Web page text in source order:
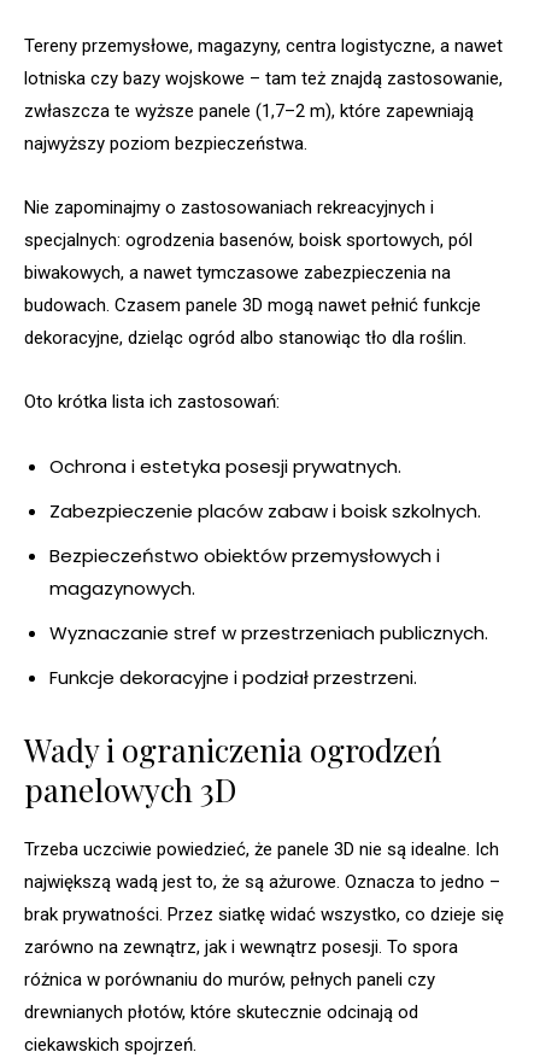
Tereny przemysłowe, magazyny, centra logistyczne, a nawet
lotniska czy bazy wojskowe – tam też znajdą zastosowanie,
zwłaszcza te wyższe panele (1,7–2 m), które zapewniają
najwyższy poziom bezpieczeństwa.
Nie zapominajmy o zastosowaniach rekreacyjnych i
specjalnych: ogrodzenia basenów, boisk sportowych, pól
biwakowych, a nawet tymczasowe zabezpieczenia na
budowach. Czasem panele 3D mogą nawet pełnić funkcje
dekoracyjne, dzieląc ogród albo stanowiąc tło dla roślin.
Oto krótka lista ich zastosowań:
Ochrona i estetyka posesji prywatnych.
Zabezpieczenie placów zabaw i boisk szkolnych.
Bezpieczeństwo obiektów przemysłowych i
magazynowych.
Wyznaczanie stref w przestrzeniach publicznych.
Funkcje dekoracyjne i podział przestrzeni.
Wady i ograniczenia ogrodzeń
panelowych 3D
Trzeba uczciwie powiedzieć, że panele 3D nie są idealne. Ich
największą wadą jest to, że są ażurowe. Oznacza to jedno –
brak prywatności. Przez siatkę widać wszystko, co dzieje się
zarówno na zewnątrz, jak i wewnątrz posesji. To spora
różnica w porównaniu do murów, pełnych paneli czy
drewnianych płotów, które skutecznie odcinają od
ciekawskich spojrzeń.